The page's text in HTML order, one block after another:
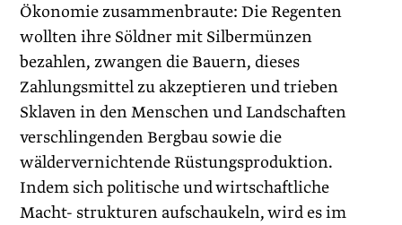
Ökonomie zusammenbraute: Die Regenten
wollten ihre Söldner mit Silbermünzen
bezahlen, zwangen die Bauern, dieses
Zahlungsmittel zu akzeptieren und trieben
Sklaven in den Menschen und Landschaften
verschlingenden Bergbau sowie die
wäldervernichtende Rüstungsproduktion.
Indem sich politische und wirtschaftliche
Macht- strukturen aufschaukeln, wird es im